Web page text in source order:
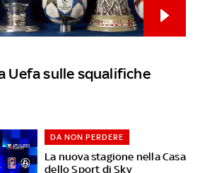
Uefa sulle squalifiche
La nuova stagione nella Casa
dello Sport di Sky
DA NON PERDERE